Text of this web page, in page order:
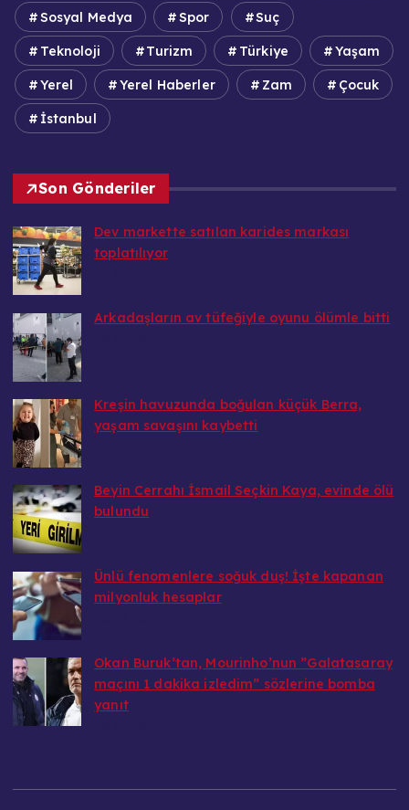
Sosyal Medya Spor Suç
Teknoloji Turizm Türkiye Yaşam
Yerel Yerel Haberler Zam Çocuk
İstanbul
Son Gönderiler
Dev markette satılan karides markası
toplatılıyor
Arkadaşların av tüfeğiyle oyunu ölümle bitti
Kreşin havuzunda boğulan küçük Berra,
yaşam savaşını kaybetti
Beyin Cerrahı İsmail Seçkin Kaya, evinde ölü
bulundu
Ünlü fenomenlere soğuk duş! İşte kapanan
milyonluk hesaplar
Okan Buruk’tan, Mourinho’nun ”Galatasaray
maçını 1 dakika izledim” sözlerine bomba
yanıt